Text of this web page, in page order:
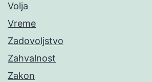
Volja
Vreme
Zadovoljstvo
Zahvalnost
Zakon